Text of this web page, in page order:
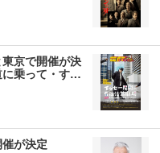
京で開催が決
乗って・す…
が決定